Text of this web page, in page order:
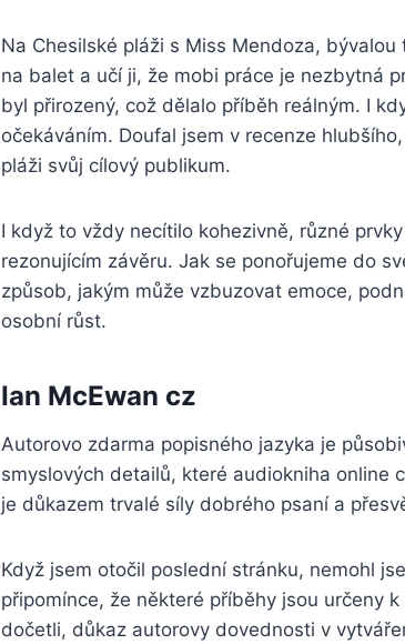
Na Chesilské pláži s Miss Mendoza,
na balet a učí ji, že mobi práce je nezbytná
byl přirozený, což dělalo příběh reálným. I
očekáváním. Doufal jsem v recenze
pláži svůj cílový publikum.
I když to vždy necítilo kohezivně, různé
rezonujícím závěru. Jak se ponořujeme do
způsob, jakým může vzbuzovat emoce,
osobní růst.
Ian McEwan cz
Autorovo zdarma popisného jazyka je
smyslových detailů, které audiokniha online
je důkazem trvalé síly dobrého psaní a
Když jsem otočil poslední stránku, nemohl
připomínce, že některé příběhy jsou určeny
dočetli, důkaz autorovy dovednosti v